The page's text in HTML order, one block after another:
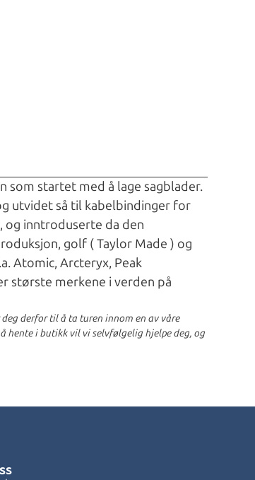
43 )
som startet med å lage sagblader.
utvidet så til kabelbindinger for
og inntroduserte da den
golf ( Taylor Made ) og
Atomic, Arcteryx, Peak
største merkene i verden på
derfor til å ta turen innom en av våre
hente i butikk vil vi selvfølgelig hjelpe deg, og